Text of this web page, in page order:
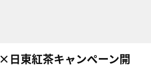
日東紅茶キャンペーン開